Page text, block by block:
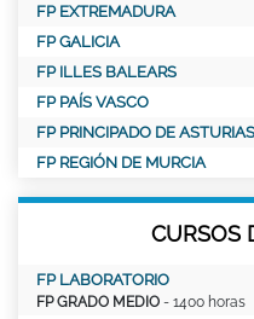
FP EXTREMADURA
FP GALICIA
FP ILLES BALEARS
FP PAÍS VASCO
FP PRINCIPADO DE ASTURIAS
FP REGIÓN DE MURCIA
CURSOS
FP LABORATORIO
FP GRADO MEDIO - 1400 horas